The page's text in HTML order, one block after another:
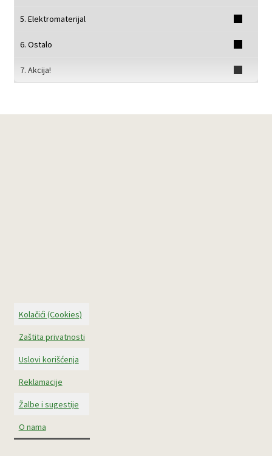
5. Elektromaterijal
6. Ostalo
7. Akcija!
Kolačići (Cookies)
Zaštita privatnosti
Uslovi korišćenja
Reklamacije
Žalbe i sugestije
O nama